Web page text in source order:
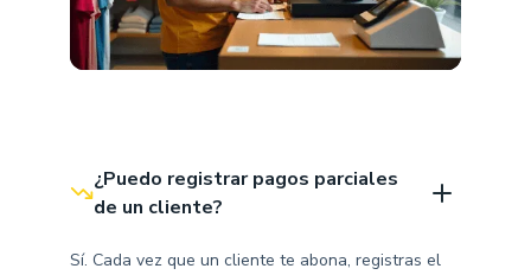
¿Puedo registrar pagos parciales
de un cliente?
Sí. Cada vez que un cliente te abona, registras el